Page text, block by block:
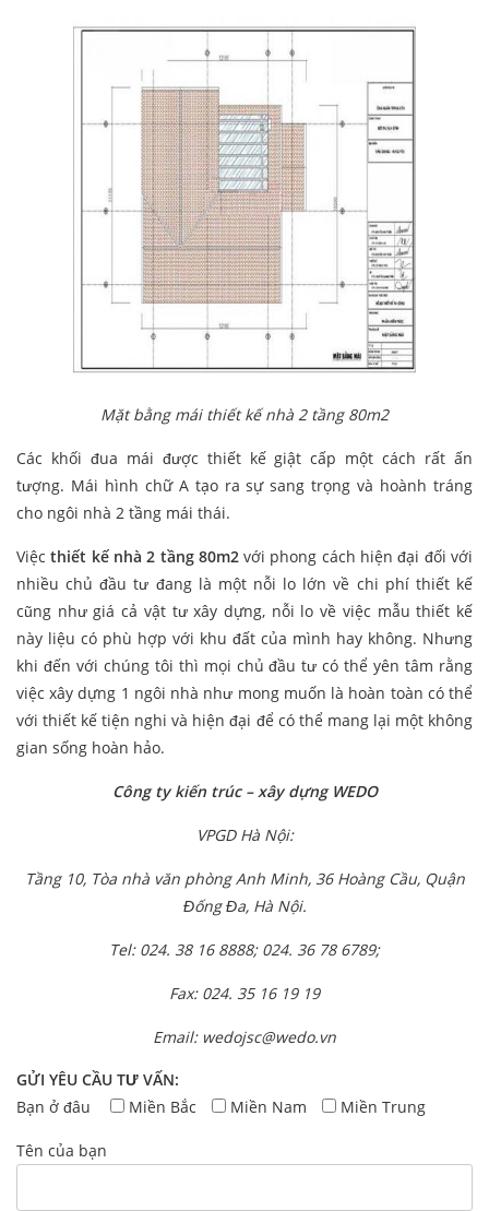
Mặt bằng mái thiết kế nhà 2 tầng 80m2
Các khối đua mái được thiết kế giật cấp một cách rất ấn
tượng. Mái hình chữ A tạo ra sự sang trọng và hoành tráng
cho ngôi nhà 2 tầng mái thái.
Việcthiết kế nhà 2 tầng 80m2với phong cách hiện đại đối với
nhiều chủ đầu tư đang là một nỗi lo lớn về chi phí thiết kế
cũng như giá cả vật tư xây dựng, nỗi lo về việc mẫu thiết kế
này liệu có phù hợp với khu đất của mình hay không. Nhưng
khi đến với chúng tôi thì mọi chủ đầu tư có thể yên tâm rằng
việc xây dựng 1 ngôi nhà như mong muốn là hoàn toàn có thể
với thiết kế tiện nghi và hiện đại để có thể mang lại một không
gian sống hoàn hảo.
Công ty kiến trúc – xây dựng WEDO
VPGD Hà Nội:
Tầng 10, Tòa nhà văn phòng Anh Minh, 36 Hoàng Cầu, Quận
Đống Đa, Hà Nội.
Tel: 024. 38 16 8888; 024. 36 78 6789;
Fax: 024. 35 16 19 19
Email: wedojsc@wedo.vn
GỬI YÊU CẦU TƯ VẤN:
Bạn ở đâu
Miền Bắc Miền Nam Miền Trung
Tên của bạn